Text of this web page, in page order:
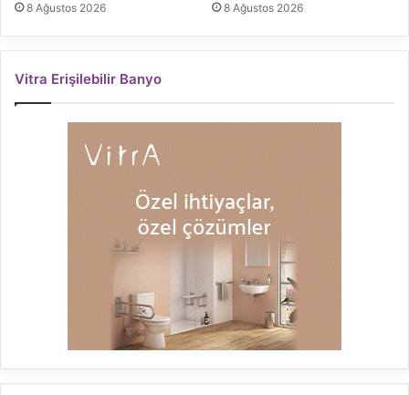
8 Ağustos 2026 8 Ağustos 2026
Vitra Erişilebilir Banyo